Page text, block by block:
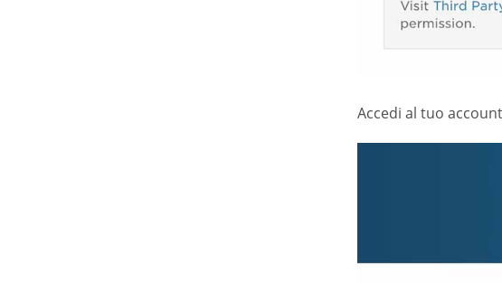
Accedi al tuo